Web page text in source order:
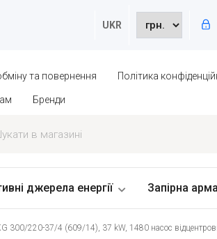
UKR
та повернення Політика
Бренди
джерела енергії Запірна
300/220-37/4 (609/14), 37 kW, 1480 насос